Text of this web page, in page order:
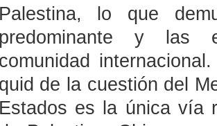
Palestina, lo que
predominante y las
comunidad
quid de la cuestión del
Estados es la única vía